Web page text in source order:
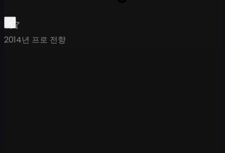
2014년 프로 전향